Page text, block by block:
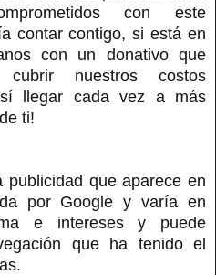
con este
contar contigo, si está en
con un donativo que
nuestros costos
llegar cada vez a más
ti!
publicidad que aparece en
por Google y varía en
e intereses y puede
que ha tenido el